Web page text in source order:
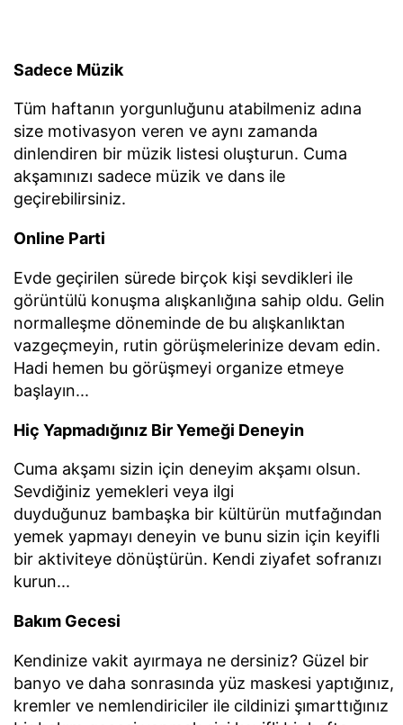
Sadece Müzik
Tüm haftanın yorgunluğunu atabilmeniz adına
size motivasyon veren ve aynı zamanda
dinlendiren bir müzik listesi oluşturun. Cuma
akşamınızı sadece müzik ve dans ile
geçirebilirsiniz.
Online Parti
Evde geçirilen sürede birçok kişi sevdikleri ile
görüntülü konuşma alışkanlığına sahip oldu. Gelin
normalleşme döneminde de bu alışkanlıktan
vazgeçmeyin, rutin görüşmelerinize devam edin.
Hadi hemen bu görüşmeyi organize etmeye
başlayın...
Hiç Yapmadığınız Bir Yemeği Deneyin
Cuma akşamı sizin için deneyim akşamı olsun.
Sevdiğiniz yemekleri veya ilgi
duyduğunuz bambaşka bir kültürün mutfağından
yemek yapmayı deneyin ve bunu sizin için keyifli
bir aktiviteye dönüştürün. Kendi ziyafet sofranızı
kurun...
Bakım Gecesi
Kendinize vakit ayırmaya ne dersiniz? Güzel bir
banyo ve daha sonrasında yüz maskesi yaptığınız,
kremler ve nemlendiriciler ile cildinizi şımarttığınız